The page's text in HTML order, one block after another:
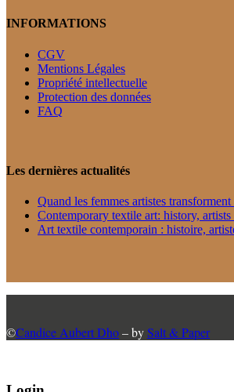
INFORMATIONS
CGV
Mentions Légales
Propriété intellectuelle
Protection des données
FAQ
Les dernières actualités
Quand les femmes artistes
Contemporary textile art: history,
Art textile contemporain : histoire,
©Candice Aubert Dho– bySalt & Paper